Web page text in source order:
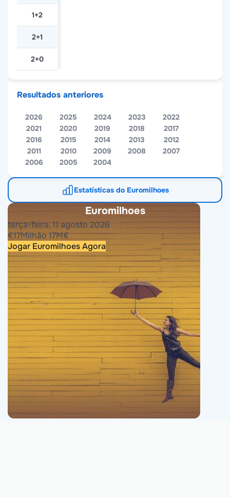
Euromilhoes
terça-feira, 11 agosto 2026
€17Milhão17M€
Jogar Euromilhoes Agora
Resultados anteriores
2026 2025 2024 2023
2022
2021
2020 2019 2018
2017
2016
2015 2014 2013
2012
2011
2010 2009 2008
2007
2006
2005 2004
Estatísticas do Euromilhoes
1+2
2+1
2+0